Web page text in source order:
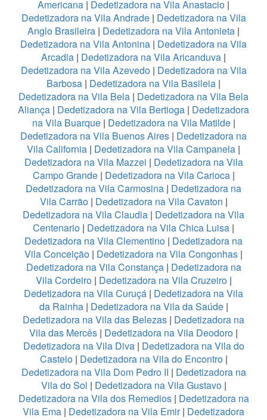
Americana | Dedetizadora na Vila Anastacio |
Dedetizadora na Vila Andrade| Dedetizadora na Vila
Anglo Brasileira | Dedetizadora na Vila Antonieta |
Dedetizadora na Vila Antonina | Dedetizadora na Vila
Arcadia | Dedetizadora na Vila Aricanduva |
Dedetizadora na Vila Azevedo| Dedetizadora na Vila
Barbosa | Dedetizadora na Vila Basileia |
Dedetizadora na Vila Bela | Dedetizadora na Vila Bela
Aliança | Dedetizadora na Vila Bertioga | Dedetizadora
na Vila Buarque| Dedetizadora na Vila Matilde|
Dedetizadora na Vila Buenos Aires | Dedetizadora na
Vila California | Dedetizadora na Vila Campanela |
Dedetizadora na Vila Mazzei | Dedetizadora na Vila
Campo Grande| Dedetizadora na Vila Carioca|
Dedetizadora na Vila Carmosina | Dedetizadora na
Vila Carrão| Dedetizadora na Vila Cavaton |
Dedetizadora na Vila Claudia | Dedetizadora na Vila
Centenario | Dedetizadora na Vila Chica Luisa |
Dedetizadora na Vila Clementino | Dedetizadora na
Vila Conceição | Dedetizadora na Vila Congonhas |
Dedetizadora na Vila Constança| Dedetizadora na
Vila Cordeiro| Dedetizadora na Vila Cruzeiro |
Dedetizadora na Vila Curuçá | Dedetizadora na Vila
da Rainha | Dedetizadora na Vila da Saúde|
Dedetizadora na Vila das Belezas | Dedetizadora na
Vila das Mercês | Dedetizadora na Vila Deodoro |
Dedetizadora na Vila Diva| Dedetizadora na Vila do
Castelo| Dedetizadora na Vila do Encontro|
Dedetizadora na Vila Dom Pedro II | Dedetizadora na
Vila do Sol | Dedetizadora na Vila Gustavo|
Dedetizadora na Vila dos Remedios| Dedetizadora na
Vila Ema | Dedetizadora na Vila Emir| Dedetizadora